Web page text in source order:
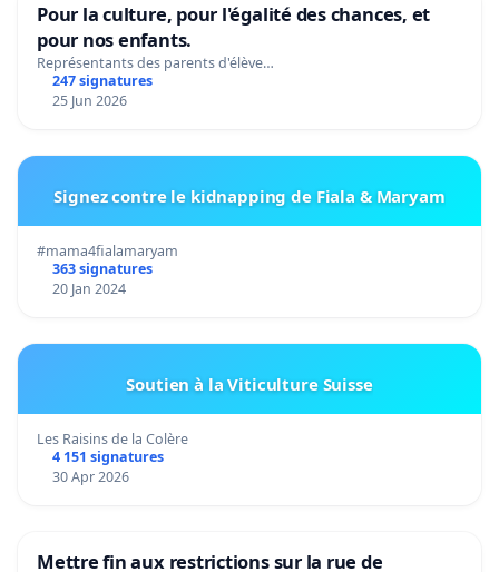
Pour la culture, pour l'égalité des chances, et
pour nos enfants.
Représentants des parents d'élève…
247 signatures
25 Jun 2026
Signez contre le kidnapping de Fiala & Maryam
#mama4fialamaryam
363 signatures
20 Jan 2024
Soutien à la Viticulture Suisse
Les Raisins de la Colère
4 151 signatures
30 Apr 2026
Mettre fin aux restrictions sur la rue de